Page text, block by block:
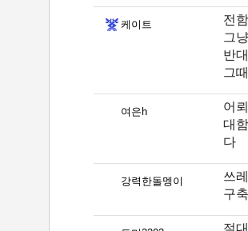
케이트
전
그
반
그
여은h
어
대
다
강력한돌멩이
쓰
구
절